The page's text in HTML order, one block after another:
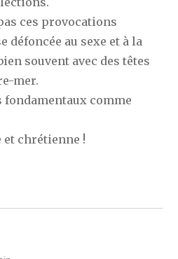
ces provocations
défoncée au sexe et à la
souvent avec des têtes
mer.
fondamentaux comme
et chrétienne !